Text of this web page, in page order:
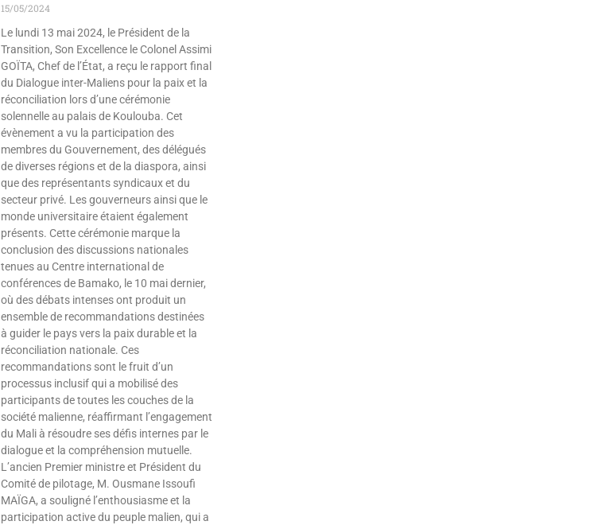
15/05/2024
Le lundi 13 mai 2024, le Président de la
Transition, Son Excellence le Colonel Assimi
GOÏTA, Chef de l’État, a reçu le rapport final
du Dialogue inter-Maliens pour la paix et la
réconciliation lors d’une cérémonie
solennelle au palais de Koulouba. Cet
évènement a vu la participation des
membres du Gouvernement, des délégués
de diverses régions et de la diaspora, ainsi
que des représentants syndicaux et du
secteur privé. Les gouverneurs ainsi que le
monde universitaire étaient également
présents. Cette cérémonie marque la
conclusion des discussions nationales
tenues au Centre international de
conférences de Bamako, le 10 mai dernier,
où des débats intenses ont produit un
ensemble de recommandations destinées
à guider le pays vers la paix durable et la
réconciliation nationale. Ces
recommandations sont le fruit d’un
processus inclusif qui a mobilisé des
participants de toutes les couches de la
société malienne, réaffirmant l’engagement
du Mali à résoudre ses défis internes par le
dialogue et la compréhension mutuelle.
L’ancien Premier ministre et Président du
Comité de pilotage, M. Ousmane Issoufi
MAÏGA, a souligné l’enthousiasme et la
participation active du peuple malien, qui a